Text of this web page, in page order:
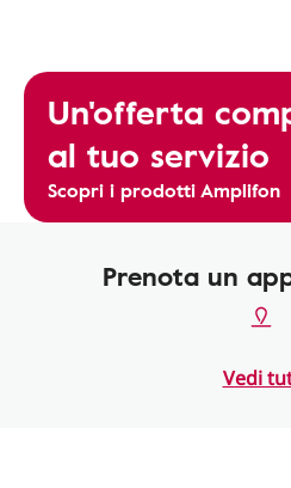
Un'offerta
al tuo servizio
Scopri i prodotti Amplifon
Prenota un
Vedi